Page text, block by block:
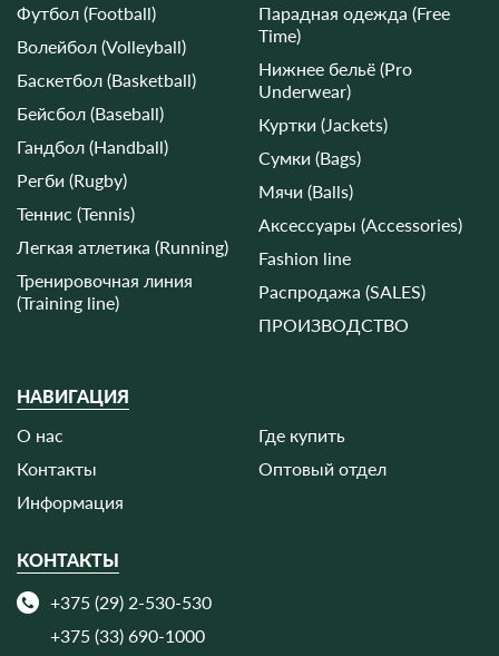
НАВИГАЦИЯ
О нас
Контакты
Информация
Где купить
Оптовый отдел
Футбол (Football)
Волейбол (Volleyball)
Баскетбол (Basketball)
Бейсбол (Baseball)
Гандбол (Handball)
Регби (Rugby)
Теннис (Tennis)
Легкая атлетика (Running)
Тренировочная линия
(Training line)
Парадная одежда (Free
Time)
Нижнее бельё (Pro
Underwear)
Куртки (Jackets)
Сумки (Bags)
Мячи (Balls)
Аксессуары (Accessories)
Fashion line
Распродажа (SALES)
ПРОИЗВОДСТВО
КОНТАКТЫ
+375 (29) 2-530-530
+375 (33) 690-1000